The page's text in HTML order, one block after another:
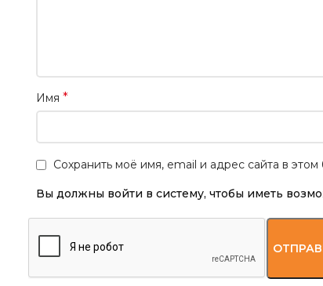
Имя *
Сохранить моё имя, email и адрес сайта в
Вы должны войти в систему, чтобы иметь